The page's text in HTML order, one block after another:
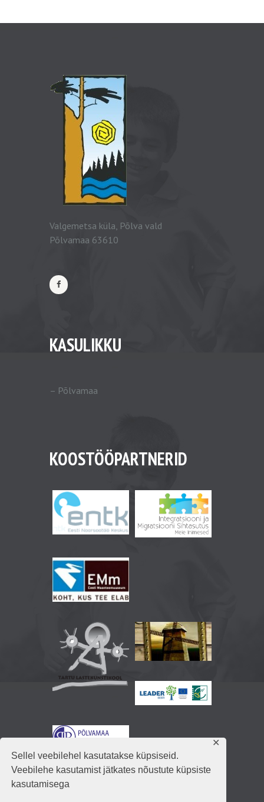
Sellel veebilehel kasutatakse küpsiseid.
Veebilehe kasutamist jätkates nõustute küpsiste
kasutamisega
✕
Valgemetsa küla, Põlva vald
Põlvamaa 63610
KASULIKKU
– Põlvamaa
KOOSTÖÖPARTNERID